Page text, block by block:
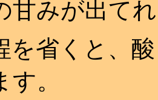
甘みが出て
を省くと、
。